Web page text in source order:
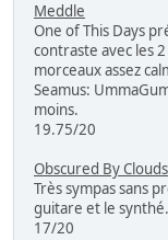
Meddle
One of This Days
contraste avec les
morceaux assez
Seamus:
moins.
19.75/20
Obscured By Clouds
Très sympas sans
guitare et le synthé.
17/20